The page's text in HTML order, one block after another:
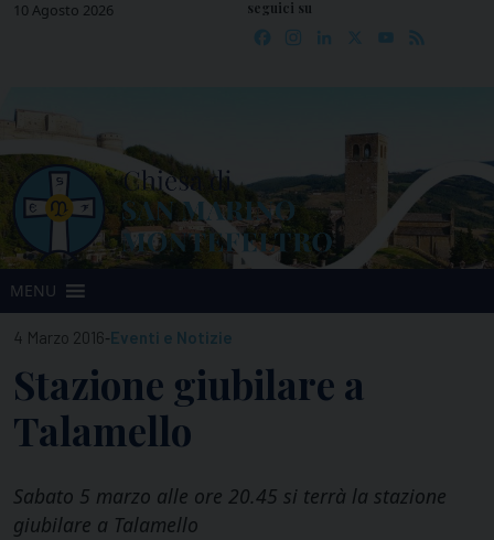
Skip10 Agosto 2026 seguici su
Facebook
Instagram
LinkedIn YouTube
MENU
4 Marzo 2016-Eventi e Notizie
Stazione giubilare a
Talamello
Sabato 5 marzo alle ore 20.45 si terrà la stazione
giubilare a Talamello